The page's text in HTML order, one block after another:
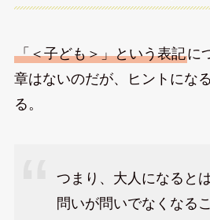
「＜子ども＞」という表記に
章はないのだが、ヒントにな
る。
つまり、大人になると
問いが問いでなくなる